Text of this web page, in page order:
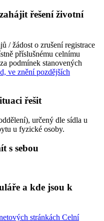
řešení životní
/ žádost o zrušení registrace
příslušnému celnímu
podmínek stanovených
ve znění pozdějších
řešit
určený dle sídla u
u fyzické osoby.
s sebou
a kde jsou k
stránkách Celní